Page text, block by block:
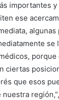
importantes
ese
se
ciertas
que esos